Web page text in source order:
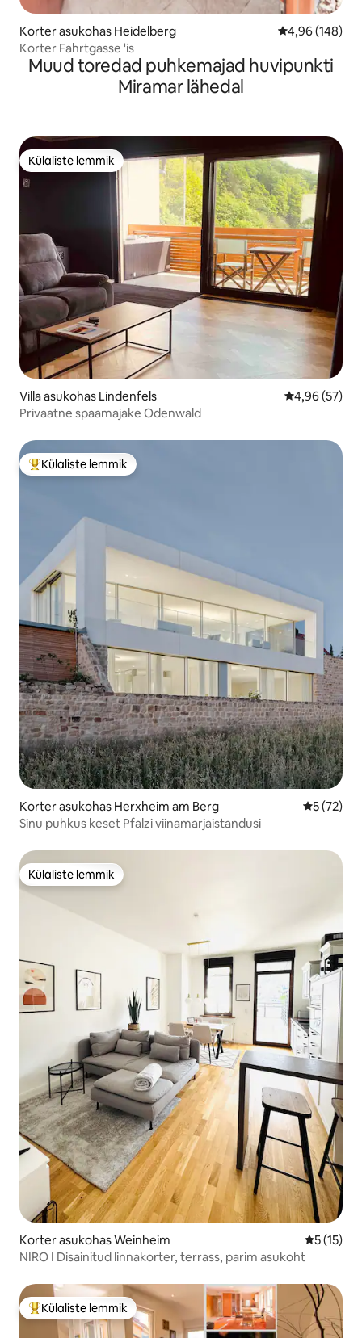
Korter asukohas Heidelberg Keskmine
4,96 (148)
Korter Fahrtgasse 'is
Muud toredad puhkemajad huvipunkti
Miramar lähedal
Külaliste lemmik
Külaliste lemmik
Villa asukohas Lindenfels Keskmine
4,96 (57)
Privaatne spaamajake Odenwald
Külaliste suur lemmik
Külaliste lemmik
Korter asukohas Herxheim am Berg Keskmine
5 (72)
Sinu puhkus keset Pfalzi viinamarjaistandusi
Külaliste lemmik
Külaliste lemmik
Korter asukohas Weinheim
5 (15)
NIRO I Disainitud linnakorter, terrass, parim asukoht
Külaliste suur lemmik
Külaliste lemmik